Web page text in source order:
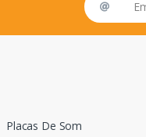
Placas De Som